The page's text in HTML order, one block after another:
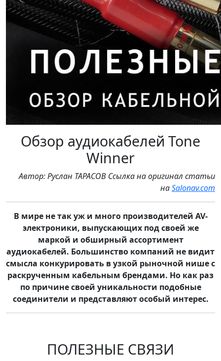
Обзор аудиокабелей Tone
Winner
Автор: Руслан ТАРАСОВ Ссылка на оригинал статьи
наSalonav.com
В мире не так уж и много производителей AV-
электроники, выпускающих под своей же
маркой и обширный ассортимент
аудиокабелей. Большинство компаний не видит
смысла конкурировать в узкой рыночной нише с
раскрученным кабельным брендами. Но как раз
по причине своей уникальности подобные
соединители и представляют особый интерес.
ПОЛЕЗНЫЕ СВЯЗИ